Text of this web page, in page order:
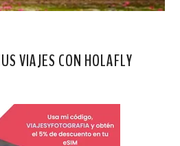
VIAJES CON HOLAFLY